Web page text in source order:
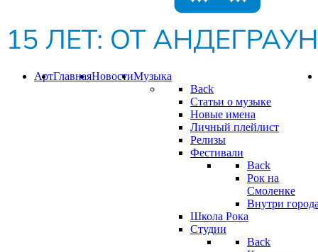
Музыка
Back
Статьи о музыке
Новые имена
Личный плейлист
Релизы
Фестивали
Back
Рок на
Смоленке
Внутри
Школа Рока
Студии
Back
Новости
Главная
Арт